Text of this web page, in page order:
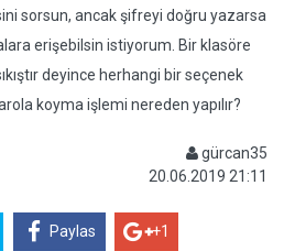
sorsun, ancak şifreyi doğru yazarsa
erişebilsin istiyorum. Bir klasöre
deyince herhangi bir seçenek
koyma işlemi nereden yapılır?
gürcan35
20.06.2019 21:11
Paylas +1